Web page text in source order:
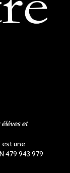
et
est une
479 943 979